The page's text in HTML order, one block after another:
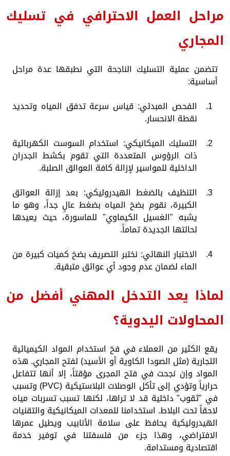
مراحل العمل الاحترافي في تسليك
المجاري
تتضمن عملية التسليك الناجحة التي نطبقها عدة مراحل
أساسية:
الفحص المبدئي: قياس سرعة تدفق المياه وتحديد
نقطة الانحسار.
التسليك الميكانيكي: استخدام السوست الكهربائية
ذات الرؤوس المتعددة التي تقوم بكشط الجدران
الداخلية للمواسير لإزالة كافة العوالق الصلبة.
التنظيف بالضغط الهيدروليكي: بعد إزالة العوائق
الكبيرة، نقوم بضخ المياه بضغط عالٍ جداً، وهو ما
يشبه "الغسيل الكيماوي" للماسورة، حيث يعيدها
لحالتها الجديدة تماماً.
الاختبار النهائي: نختبر التصريف بضخ كميات كبيرة من
الماء لضمان عدم وجود أي عوائق متبقية.
لماذا يعد التدخل المهني أفضل من
المحاولات اليدوية؟
يقع الكثير من العملاء في فخ استخدام المواد الكيميائية
التجارية (مثل الصودا الكاوية أو الأسيد) لفتح المجاري. هذه
المواد وإن نجحت في فتح المجرى مؤقتاً، إلا أنها تتفاعل
حرارياً وتؤدي إلى تأكل الوصلات البلاستيكية (PVC) وتسبب
في "ثقوب" داخلية قد لا تراها، لكنها تسبب تسربات مياه
لاحقاً تحت البلاط. استخدامنا للمعدات الميكانيكية والتقنيات
الهيدروليكية يحافظ على سلامة الأنابيب ويطيل عمرها
الافتراضي، وهذا جزء من فلسفتنا في توفير خدمة
اقتصادية ومستدامة.